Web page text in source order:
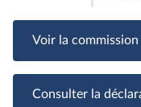
Voir la commission
Consulter la